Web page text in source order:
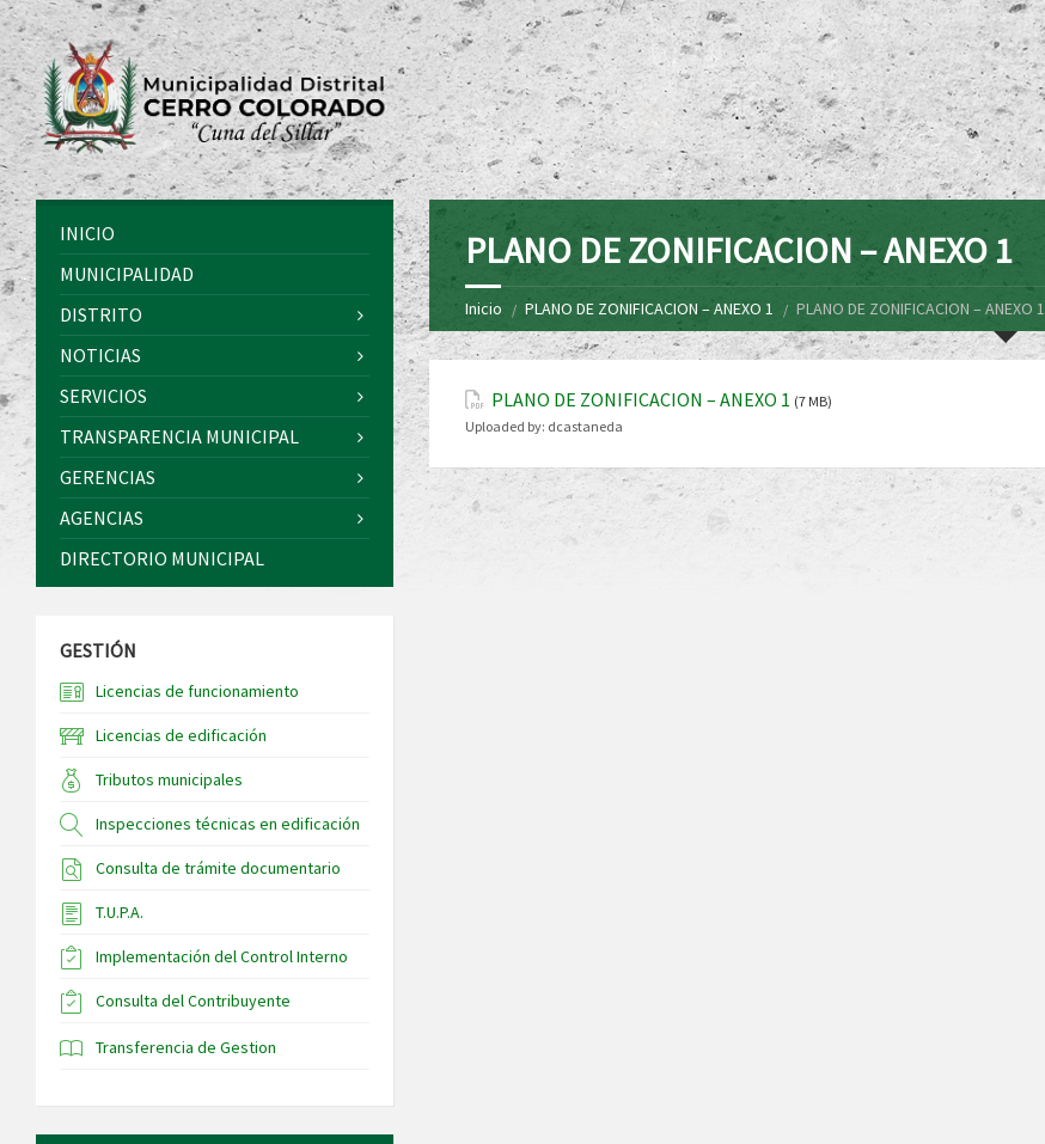
PLANO DE ZONIFICACION – ANEXO 1
Inicio PLANO DE ZONIFICACION – ANEXO 1 PLANO DE ZONIFICACION – ANEXO 1
PLANO DE ZONIFICACION – ANEXO 1 (7 MB)
Uploaded by: dcastaneda
INICIO
MUNICIPALIDAD
DISTRITO
NOTICIAS
SERVICIOS
TRANSPARENCIA MUNICIPAL
GERENCIAS
AGENCIAS
DIRECTORIO MUNICIPAL
GESTIÓN
Licencias de funcionamiento
Licencias de edificación
Tributos municipales
Inspecciones técnicas en edificación
Consulta de trámite documentario
T.U.P.A.
Implementación del Control Interno
Consulta del Contribuyente
Transferencia de Gestion